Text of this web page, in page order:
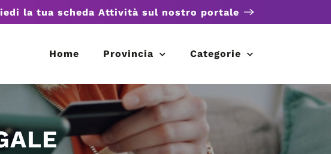
la tua scheda Attività sul nostro portale
Home Provincia Categorie